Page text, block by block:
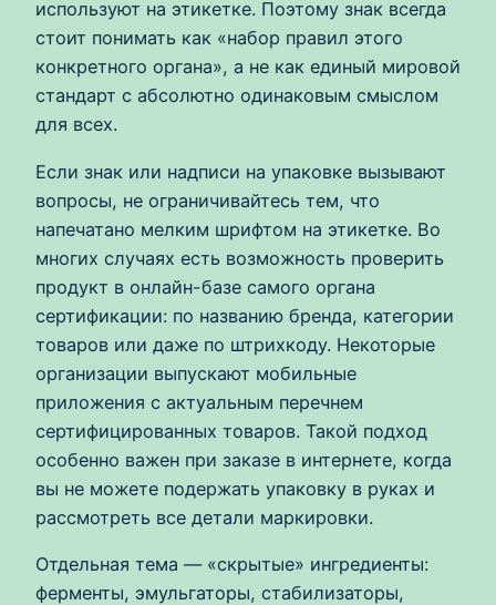
используют на этикетке. Поэтому знак всегда
стоит понимать как «набор правил этого
конкретного органа», а не как единый мировой
стандарт с абсолютно одинаковым смыслом
для всех.
Если знак или надписи на упаковке вызывают
вопросы, не ограничивайтесь тем, что
напечатано мелким шрифтом на этикетке. Во
многих случаях есть возможность проверить
продукт в онлайн-базе самого органа
сертификации: по названию бренда, категории
товаров или даже по штрихкоду. Некоторые
организации выпускают мобильные
приложения с актуальным перечнем
сертифицированных товаров. Такой подход
особенно важен при заказе в интернете, когда
вы не можете подержать упаковку в руках и
рассмотреть все детали маркировки.
Отдельная тема — «скрытые» ингредиенты:
ферменты, эмульгаторы, стабилизаторы,